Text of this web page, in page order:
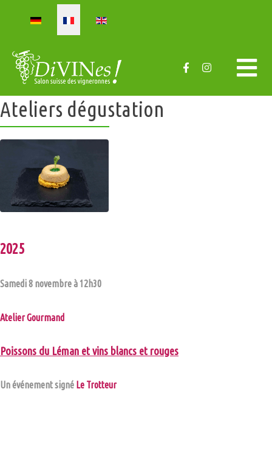
Ateliers dégustation
2025
Samedi 8 novembre à 12h30
Atelier Gourmand
Poissons du Léman et vins blancs et rouges
Un événement signé Le Trotteur